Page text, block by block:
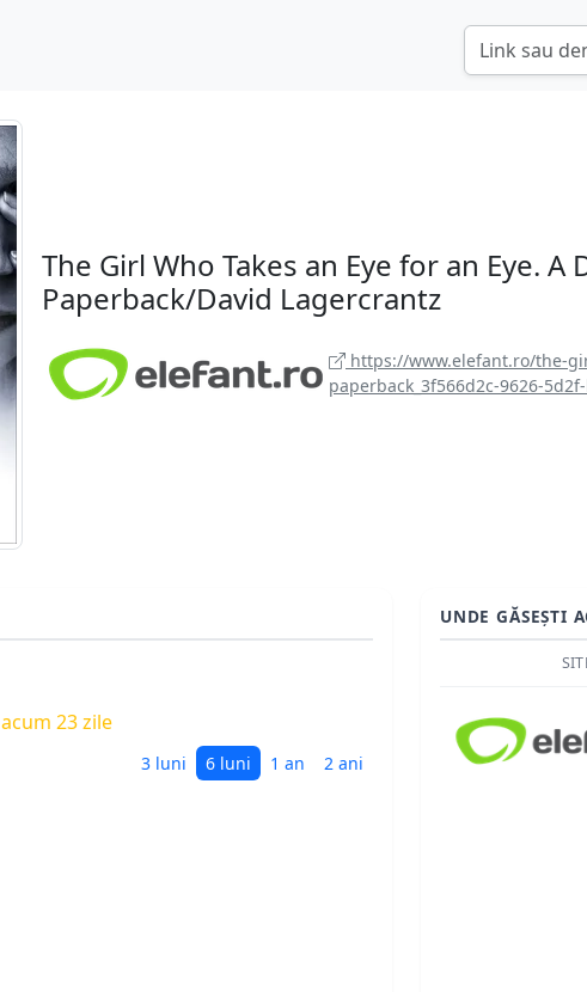
The Girl Who Takes an Eye for an Eye.
Paperback/David Lagercrantz
https://www.elefant.ro/the-
paperback_3f566d2c-9626-
acum 23 zile
3 luni 6 luni 1 an 2 ani
UNDE GĂSEȘTI